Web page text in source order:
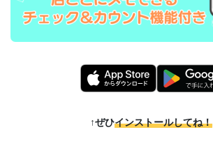
↑ぜひインストールしてね！